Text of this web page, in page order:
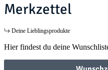
Merkzettel
Deine Lieblingsprodukte
Hier findest du deine